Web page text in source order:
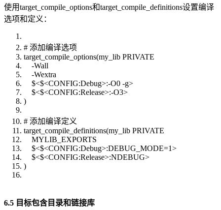
使用target_compile_options和target_compile_definitions设置编译
选项和定义：
# 添加编译选项
target_compile_options(my_lib PRIVATE
-Wall
-Wextra
$<$<CONFIG:Debug>:-O0 -g>
$<$<CONFIG:Release>:-O3>
)
# 添加编译定义
target_compile_definitions(my_lib PRIVATE
MYLIB_EXPORTS
$<$<CONFIG:Debug>:DEBUG_MODE=1>
$<$<CONFIG:Release>:NDEBUG>
)
6.5 目标包含目录和链接库